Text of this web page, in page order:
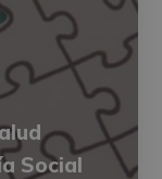
Social